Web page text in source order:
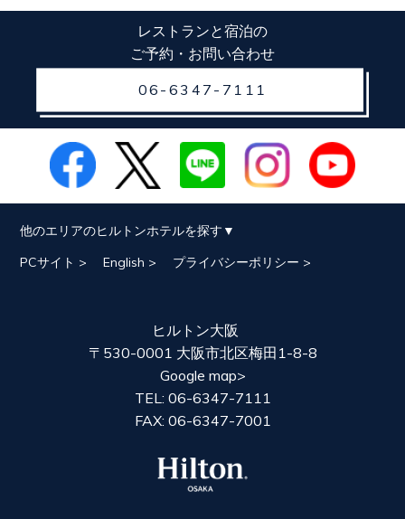
レストランと宿泊の
ご予約・お問い合わせ
06-6347-7111
他のエリアのヒルトンホテルを探す
PCサイト >
English > プライバシーポリシー >
ヒルトン大阪
〒530-0001 大阪市北区梅田1-8-8
Google map>
TEL: 06-6347-7111
FAX: 06-6347-7001